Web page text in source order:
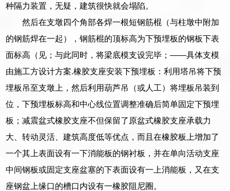
种隔力装置，无疑，建筑很快就会塌陷。
然后在支墩四个角部各焊一根短钢筋棍（与柱墩中附加
的钢筋焊在一起），钢筋棍的顶标高为下预埋板的钢板下表
面标高（见；与此同时，将梁底模支设完毕；——具体支模
由施工方设计方案.橡胶支座安装下预埋板：利用塔吊将下预
埋板吊至支墩上，然后利用葫芦吊（或人工）将埋板吊装到
位，下预埋板标高和中心线位置调整准确后简单固定下预埋
板；减震盆式橡胶支座不但保留了原盆式橡胶支座承载力
大、转动灵活、建筑高度低等优点，而且在橡胶板上增加了
一个其上表面设有一下消能板的钢衬板，并在单向活动支座
中间钢板或固定支座盆塞的下表面设有一上消能板，又在支
座钢盆上缘口的槽口内设有一橡胶阻尼圈。